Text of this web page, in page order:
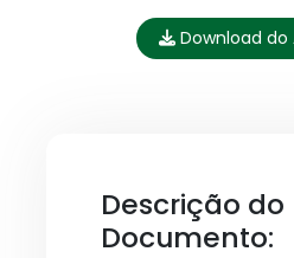
Download do
Descrição do
Documento: